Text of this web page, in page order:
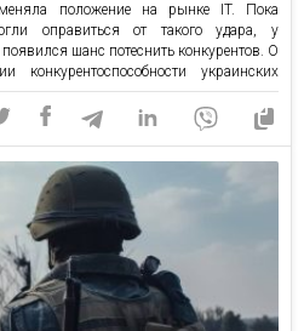
положение на рынке IT. Пока
оправиться от такого удара, у
шанс потеснить конкурентов. О
конкурентоспособности украинских
интервью EASE Александр Холин, CEO
всегда была в топе найма Америки и […]